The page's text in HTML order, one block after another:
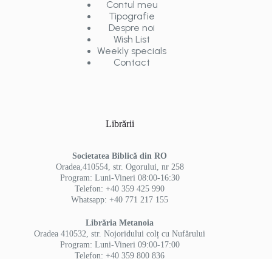
Contul meu
Tipografie
Despre noi
Wish List
Weekly specials
Contact
Librării
Societatea Biblică din RO
Oradea,410554, str. Ogorului, nr 258
Program: Luni-Vineri 08:00-16:30
Telefon: +40 359 425 990
Whatsapp: +40 771 217 155
Librăria Metanoia
Oradea 410532, str. Nojoridului colț cu Nufărului
Program: Luni-Vineri 09:00-17:00
Telefon: +40 359 800 836